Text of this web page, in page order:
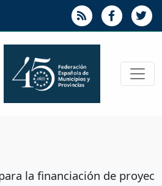
la financiación de